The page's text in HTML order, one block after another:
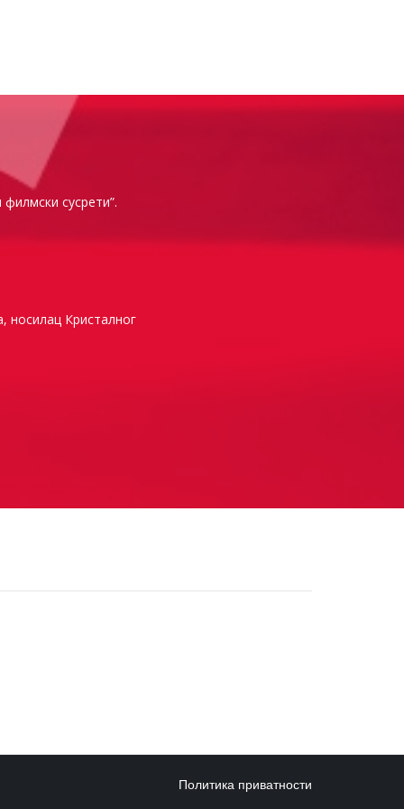
сусрети”.
носилац Кристалног
Политика приватности